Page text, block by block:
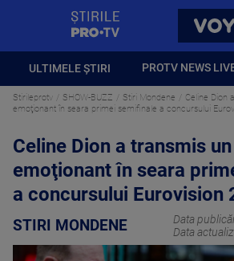
ULTIMELE ȘTIRI PROTV NEWS
Stirileprotv SHOW-BUZZ Stiri Mondene
Celine Dion
emoţionant în seara primei semifinale a concursului
Celine Dion a transmis
emoţionant în seara
a concursului Eurovision
STIRI MONDENE Data
Data